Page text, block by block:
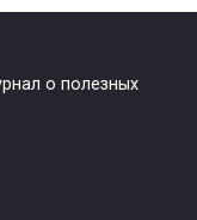
о полезных